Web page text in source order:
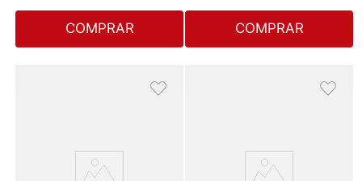
COMPRAR COMPRAR